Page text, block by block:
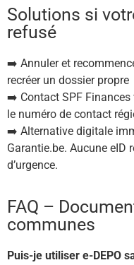
Solutions si
refusé
➡️ Annuler et
recréer un dossier propre
➡️ Contact SPF
le numéro de contact
➡️ Alternative digitale
Garantie.be. Aucune eID
d’urgence.
FAQ –
communes
Puis-je utiliser e-DEPO